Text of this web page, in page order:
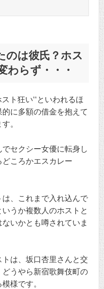
のは彼氏？ホス
わらず・・・
ト狂い‘‘といわれるほ
に多額の借金を抱えて
。
セクシー女優に転身し
ころかエスカレー
、これまで入れ込んで
うか複数人のホストと
いかとも噂されていま
は、坂口杏里さんと交
うやら新宿歌舞伎町の
様です。